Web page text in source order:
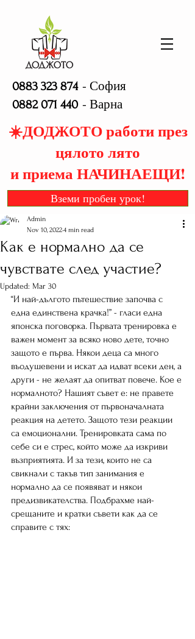
0883 323 874- София
0882 071 440- Варна
☀️ДОДЖОТО работи през
цялото лято
и приема НАЧИНАЕЩИ!
Вземи пробен урок!
Как е нормално да се
чувствате след участие?
Admin
Nov 10, 20224 min read
Updated: Mar 30
“И най-дългото пътешествие започва с
една единствена крачка!” - гласи една
японска поговорка. Първата тренировка е
важен момент за всяко ново дете, точно
защото е първа. Някои деца са много
въодушевени и искат да идват всеки ден, а
други - не желаят да опитват повече. Кое е
нормалното? Нашият съвет е: не правете
крайни заключения от първоначалната
реакция на детето. Защото тези реакции
са емоционални. Тренировката сама по
себе си е стрес, който може да изкриви
възприятията. И за тези, които не са
свикнали с такъв тип занимания е
нормално да се появяват и някои
предизвикателства. Подбрахме най-
срещаните и кратки съвети как да се
справите с тях: